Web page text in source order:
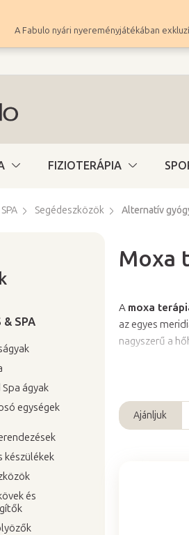
A Fabulo nyári nyereményjátékában
FIZIOTERÁPIA
Segédeszközök Alternatív
& SPA
ágyak
egységek
készülékek
és
Moxa
A moxa
az egyes
nagyszerű a
T
Ajánljuk